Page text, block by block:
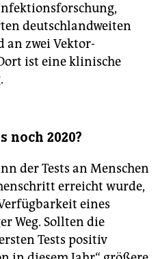
deutschlandweiten
an zwei Vektor-
ist eine klinische
noch 2020?
der Tests an Menschen
erreicht wurde,
eines
Weg. Sollten die
Tests positiv